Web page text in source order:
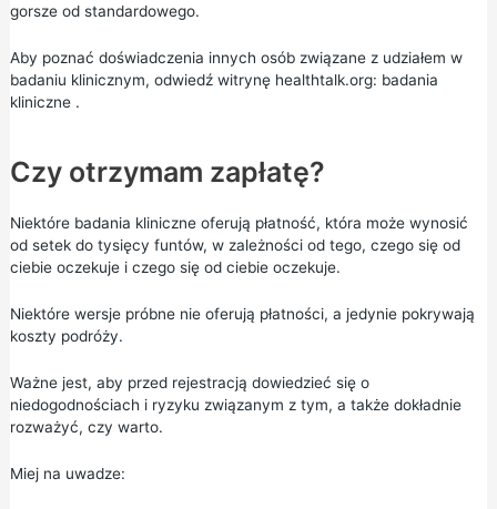
gorsze od standardowego.
Aby poznać doświadczenia innych osób związane z udziałem w
badaniu klinicznym, odwiedź witrynę healthtalk.org: badania
kliniczne.
Czy otrzymam zapłatę?
Niektóre badania kliniczne oferują płatność, która może wynosić
od setek do tysięcy funtów, w zależności od tego, czego się od
ciebie oczekuje i czego się od ciebie oczekuje.
Niektóre wersje próbne nie oferują płatności, a jedynie pokrywają
koszty podróży.
Ważne jest, aby przed rejestracją dowiedzieć się o
niedogodnościach i ryzyku związanym z tym, a także dokładnie
rozważyć, czy warto.
Miej na uwadze: